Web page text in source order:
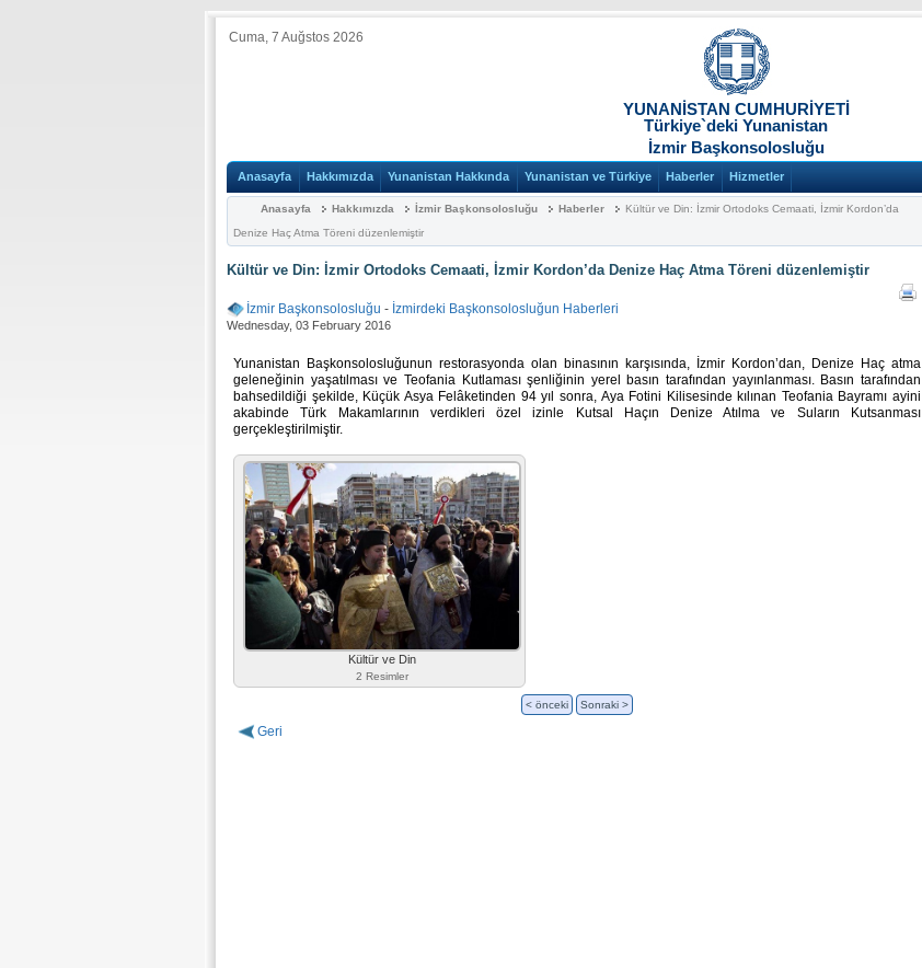
Cuma, 7 Auğstos 2026
YUNANİSTAN CUMHURİYETİ
Türkiye`deki Yunanistan
İzmir Başkonsolosluğu
Anasayfa Hakkımızda Yunanistan Hakkında Yunanistan ve Türkiye Haberler Hizmetler
Anasayfa Hakkımızda İzmir Başkonsolosluğu Haberler
Kültür ve Din: İzmir Ortodoks Cemaati, İzmir Kordon’da
Denize Haç Atma Töreni düzenlemiştir
Kültür ve Din: İzmir Ortodoks Cemaati, İzmir Kordon’da Denize Haç Atma Töreni düzenlemiştir
İzmir Başkonsolosluğu - İzmirdeki Başkonsolosluğun Haberleri
Wednesday, 03 February 2016
Yunanistan Başkonsolosluğunun restorasyonda olan binasının karşısında, İzmir Kordon’dan, Denize Haç atma
geleneğinin yaşatılması ve Teofania Kutlaması şenliğinin yerel basın tarafından yayınlanması. Basın tarafından
bahsedildiği şekilde, Küçük Asya Felâketinden 94 yıl sonra, Aya Fotini Kilisesinde kılınan Teofania Bayramı ayini
akabinde Türk Makamlarının verdikleri özel izinle Kutsal Haçın Denize Atılma ve Suların Kutsanması
gerçekleştirilmiştir.
Kültür ve Din
2 Resimler
< önceki Sonraki >
Geri